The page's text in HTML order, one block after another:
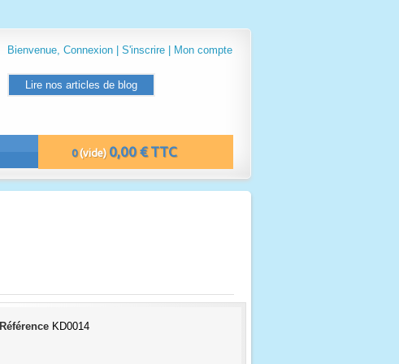
Bienvenue, Connexion | S'inscrire | Mon compte
0 (vide) 0,00 € TTC
Lire nos articles de blog
Référence KD0014